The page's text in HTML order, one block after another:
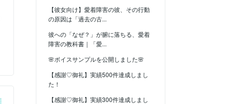
【彼女向け】愛着障害の彼、その行動
の原因は「過去の古...
彼への「なぜ？」が腑に落ちる、愛着
障害の教科書｜「愛...
🌸ボイスサンプルを公開しました🌸
【感謝♡御礼】実績500件達成しまし
た！
【感謝♡御礼】実績300件達成しまし